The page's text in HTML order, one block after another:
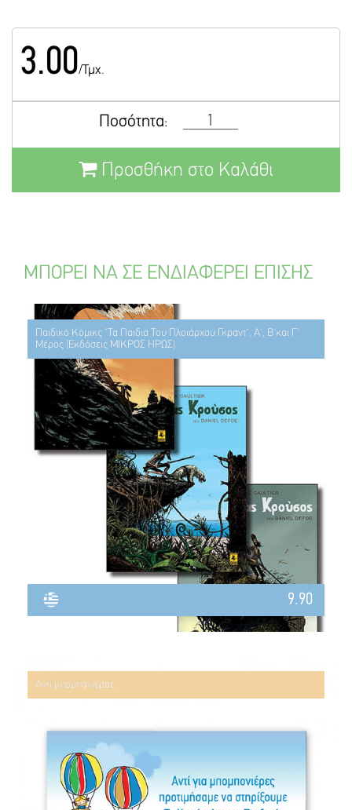
3.00/Τμχ.
Ποσότητα:
Προσθήκη στο Καλάθι
ΜΠΟΡΕΙ ΝΑ ΣΕ ΕΝΔΙΑΦΕΡΕΙ ΕΠΙΣΗΣ
Παιδικό Κόμικς "Τα Παιδιά Του Πλοιάρχου Γκραντ", Α', Β'και Γ'
Μέρος (Εκδόσεις ΜΙΚΡΟΣ ΗΡΩΣ)
9.90
Αντί μπομπονιέρας